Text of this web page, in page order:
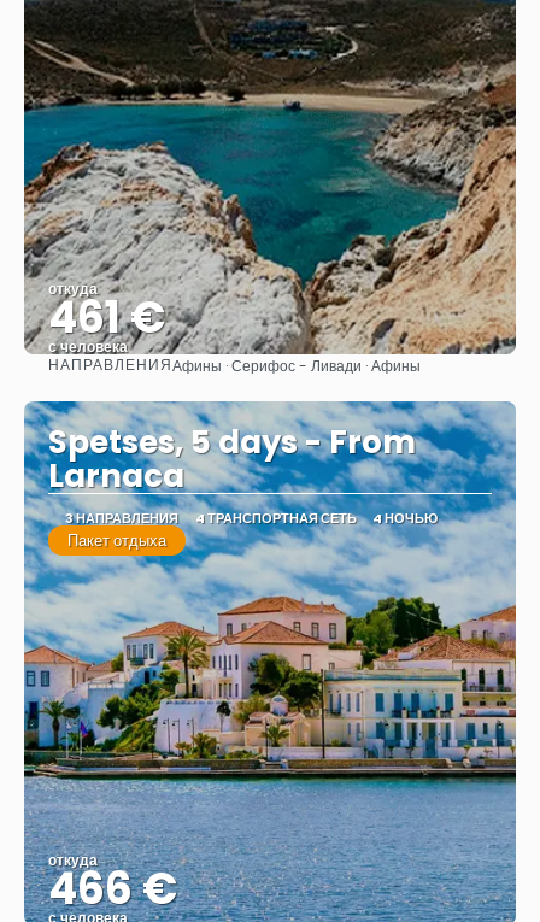
откуда
461 €
с человека
Видеть
НАПРАВЛЕНИЯАфины · Серифос - Ливади · Афины
Spetses, 5 days - From
Larnaca
3 НАПРАВЛЕНИЯ 4 ТРАНСПОРТНАЯ СЕТЬ 4 НОЧЬЮ
Пакет отдыха
откуда
466 €
с человека